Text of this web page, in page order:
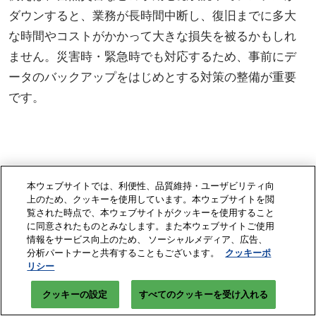
ダウンすると、業務が長時間中断し、復旧までに多大
な時間やコストがかかって大きな損失を被るかもしれ
ません。災害時・緊急時でも対応するため、事前にデ
ータのバックアップをはじめとする対策の整備が重要
です。
オートメーション化の流れと成
功させるためのポイント
オートメーション化を成功させるためには、段階的な
アプローチと、各フェーズでのポイントを押さえた実
施が重要です。導入までの大まかな流れと成功のポイ
本ウェブサイトでは、利便性、品質維持・ユーザビリティ向
上のため、クッキーを使用しています。本ウェブサイトを閲
覧された時点で、本ウェブサイトがクッキーを使用すること
に同意されたものとみなします。また本ウェブサイトご使用
情報をサービス向上のため、 ソーシャルメディア、広告、
分析パートナーと共有することもございます。
クッキーポ
リシー
クッキーの設定 すべてのクッキーを受け入れる